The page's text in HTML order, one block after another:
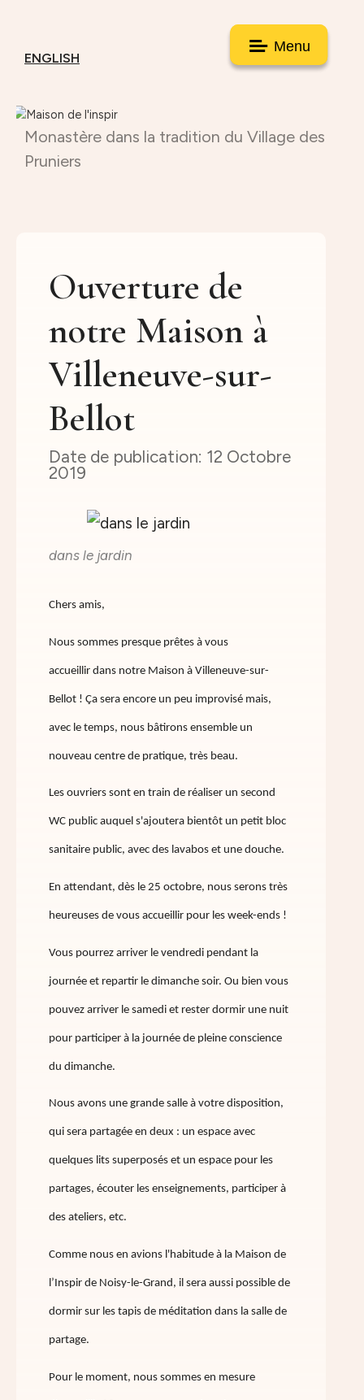
Menu
ENGLISH
Monastère dans la tradition du Village des
Pruniers
Ouverture de
notre Maison à
Villeneuve-sur-
Bellot
12 Octobre
2019
dans le jardin
Chers amis,
Nous sommes presque prêtes à vous
accueillir dans notre Maison à Villeneuve-sur-
Bellot ! Ça sera encore un peu improvisé mais,
avec le temps, nous bâtirons ensemble un
nouveau centre de pratique, très beau.
Les ouvriers sont en train de réaliser un second
WC public auquel s'ajoutera bientôt un petit bloc
sanitaire public, avec des lavabos et une douche.
En attendant, dès le 25 octobre, nous serons très
heureuses de vous accueillir pour les week-ends !
Vous pourrez arriver le vendredi pendant la
journée et repartir le dimanche soir. Ou bien vous
pouvez arriver le samedi et rester dormir une nuit
pour participer à la journée de pleine conscience
du dimanche.
Nous avons une grande salle à votre disposition,
qui sera partagée en deux : un espace avec
quelques lits superposés et un espace pour les
partages, écouter les enseignements, participer à
des ateliers, etc.
Comme nous en avions l'habitude à la Maison de
l’Inspir de Noisy-le-Grand, il sera aussi possible de
dormir sur les tapis de méditation dans la salle de
partage.
Pour le moment, nous sommes en mesure